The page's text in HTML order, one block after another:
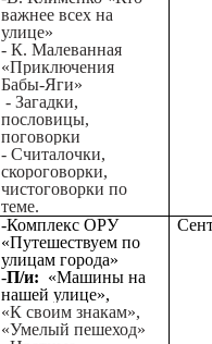
важнее всех на
улице»
- К. Малеванная
«Приключения
Бабы-Яги»
- Загадки,
пословицы,
поговорки
- Считалочки,
скороговорки,
чистоговорки по
теме.
-Комплекс ОРУ
«Путешествуем по
улицам города»
-П/и: «Машины на
нашей улице»,
«К своим знакам»,
«Умелый пешеход»